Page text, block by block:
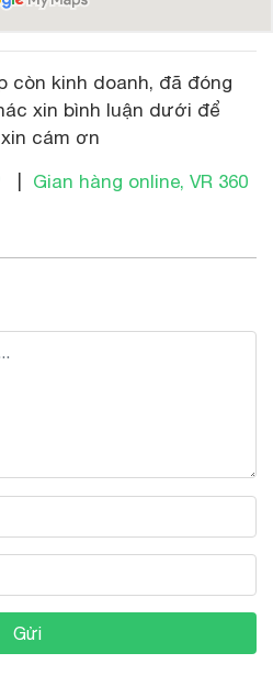
còn kinh doanh, đã đóng
xin bình luận dưới để
cám ơn
Gian hàng online, VR 360
Gửi